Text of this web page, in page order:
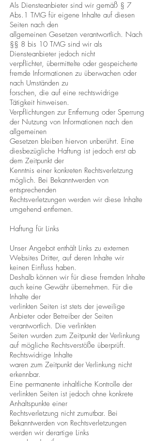
Als Diensteanbieter sind wir gemäß § 7
Abs.1 TMG für eigene Inhalte auf diesen
Seiten nach den
allgemeinen Gesetzen verantwortlich. Nach
§§ 8 bis 10 TMG sind wir als
Diensteanbieter jedoch nicht
verpflichtet, übermittelte oder gespeicherte
fremde Informationen zu überwachen oder
nach Umständen zu
forschen, die auf eine rechtswidrige
Tätigkeit hinweisen.
Verpflichtungen zur Entfernung oder Sperrung
der Nutzung von Informationen nach den
allgemeinen
Gesetzen bleiben hiervon unberührt. Eine
diesbezügliche Haftung ist jedoch erst ab
dem Zeitpunkt der
Kenntnis einer konkreten Rechtsverletzung
möglich. Bei Bekanntwerden von
entsprechenden
Rechtsverletzungen werden wir diese Inhalte
umgehend entfernen.
Haftung für Links
Unser Angebot enthält Links zu externen
Websites Dritter, auf deren Inhalte wir
keinen Einfluss haben.
Deshalb können wir für diese fremden Inhalte
auch keine Gewähr übernehmen. Für die
Inhalte der
verlinkten Seiten ist stets der jeweilige
Anbieter oder Betreiber der Seiten
verantwortlich. Die verlinkten
Seiten wurden zum Zeitpunkt der Verlinkung
auf mögliche Rechtsverstöße überprüft.
Rechtswidrige Inhalte
waren zum Zeitpunkt der Verlinkung nicht
erkennbar.
Eine permanente inhaltliche Kontrolle der
verlinkten Seiten ist jedoch ohne konkrete
Anhaltspunkte einer
Rechtsverletzung nicht zumutbar. Bei
Bekanntwerden von Rechtsverletzungen
werden wir derartige Links